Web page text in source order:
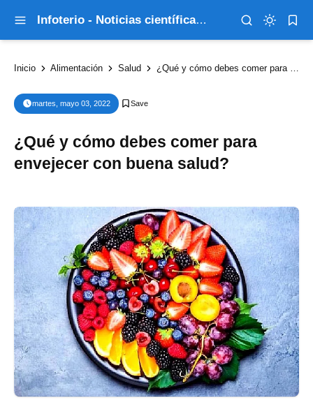
Infoterio - Noticias científicas que explican el mundo
Inicio Alimentación Salud ¿Qué y cómo debes comer para envejecer con buena salud?
martes, mayo 03, 2022
¿Qué y cómo debes comer para
envejecer con buena salud?